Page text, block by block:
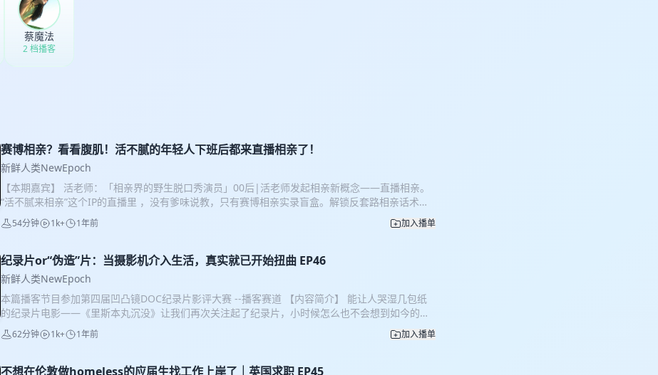
蔡魔法
2 档播客
赛博相亲？看看腹肌！活不腻的年轻人下班后都来直播相亲了！
新鲜人类NewEpoch
【本期嘉宾】 活老师：「相亲界的野生脱口秀演员」00后|活老师发起相亲新概念——直播相亲。
“活不腻来相亲”这个IP的直播里 ，没有爹味说教，只有赛博相亲实录盲盒。解锁反套路相亲话术弹
药库，加工社恐约会急救锦囊。 小红书：@活不腻来相亲 【内容简介】 当你下班回家扔掉一身班
味，点上一份炸鸡，侧躺在沙发上，点开小红书直播，就可以进行一场毫不费力的相亲？ 这是目前
见”or“放飞自我”…… 我们请来了赛博相亲届最火直播IP“活不腻来相亲”的发起人活老师以及协助幕后
的来兔米，一起聊一聊“相亲”这个古老又传统的活动的最新变化。 活老师做的事，是“非诚勿扰”直
播版，以实名认证的真实身份打底，围绕相亲、交友这一自然需求，直播为有交友需求的年轻人提
供了媒介入口，当时开播不到四个月，直播间场观平均每天10万、最高50万，成功相亲的也不在少
数。不仅如此，还有更智能和刺激的“开盲盒”玩法，通过AI数据和算法将嘉宾需求匹配，更快速也
更客观的给到社群里有交友需求的朋友们。 其实，用直播相亲链接起的不光是爱情，更多的是一种
网上邻居般的信任感，当你多看上几场活老师的直播，你就知道大家喜欢这里的原因：一边片北京
54分钟 1k+ 1年前 加入播单
纪录片or“伪造”片：当摄影机介入生活，真实就已开始扭曲 EP46
新鲜人类NewEpoch
本篇播客节目参加第四届凹凸镜DOC纪录片影评大赛 --播客赛道 【内容简介】 能让人哭湿几包纸
的纪录片电影——《里斯本丸沉没》让我们再次关注起了纪录片，小时候怎么也不会想到如今的我
们好像越来越喜欢纪录片，也意外发现原来我们和纪录片的缘分早已妙不可言。但是纪录片这个被
认为最贴近现实的艺术形式依然是被“导演”创作的，真的是100%真实记录吗？ 同样是回归自然的种
怎么做》用神奇的剪辑素材串联起“人类生活指南”，那么我们的VLOG也是纪录片吗？ 请吃下本期大
62分钟 1k+ 1年前 加入播单
不想在伦敦做homeless的应届生找工作上岸了｜英国求职 EP45